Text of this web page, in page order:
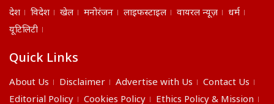
देश विदेश खेल मनोरंजन लाइफस्टाइल वायरल न्यूज़
धर्म
यूटिलिटी
Quick Links
About Us Disclaimer Advertise with Us
Contact Us
Editorial Policy
Cookies Policy
Ethics Policy & Mission